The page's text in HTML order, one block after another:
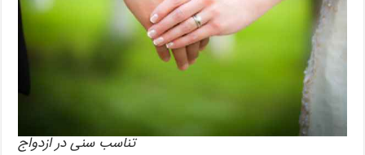
تناسب سنی در ازدواج